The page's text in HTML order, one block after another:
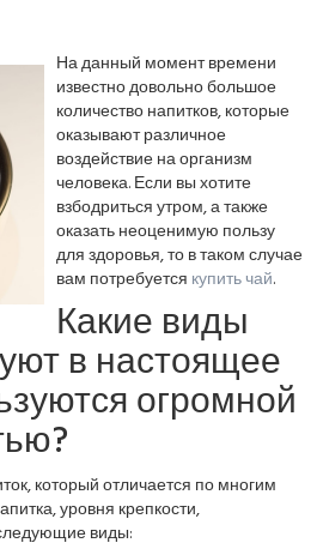
На данный момент времени
известно довольно большое
количество напитков, которые
оказывают различное
воздействие на организм
человека. Если вы хотите
взбодриться утром, а также
оказать неоценимую пользу
для здоровья, то в таком случае
вам потребуется купить чай.
Какие виды
в настоящее
огромной
который отличается по многим
уровня крепкости,
виды: